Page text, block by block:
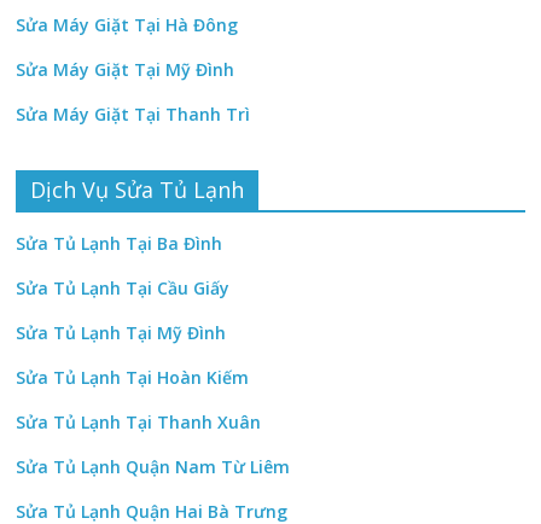
Sửa Máy Giặt Tại Hà Đông
Sửa Máy Giặt Tại Mỹ Đình
Sửa Máy Giặt Tại Thanh Trì
Dịch Vụ Sửa Tủ Lạnh
Sửa Tủ Lạnh Tại Ba Đình
Sửa Tủ Lạnh Tại Cầu Giấy
Sửa Tủ Lạnh Tại Mỹ Đình
Sửa Tủ Lạnh Tại Hoàn Kiếm
Sửa Tủ Lạnh Tại Thanh Xuân
Sửa Tủ Lạnh Quận Nam Từ Liêm
Sửa Tủ Lạnh Quận Hai Bà Trưng